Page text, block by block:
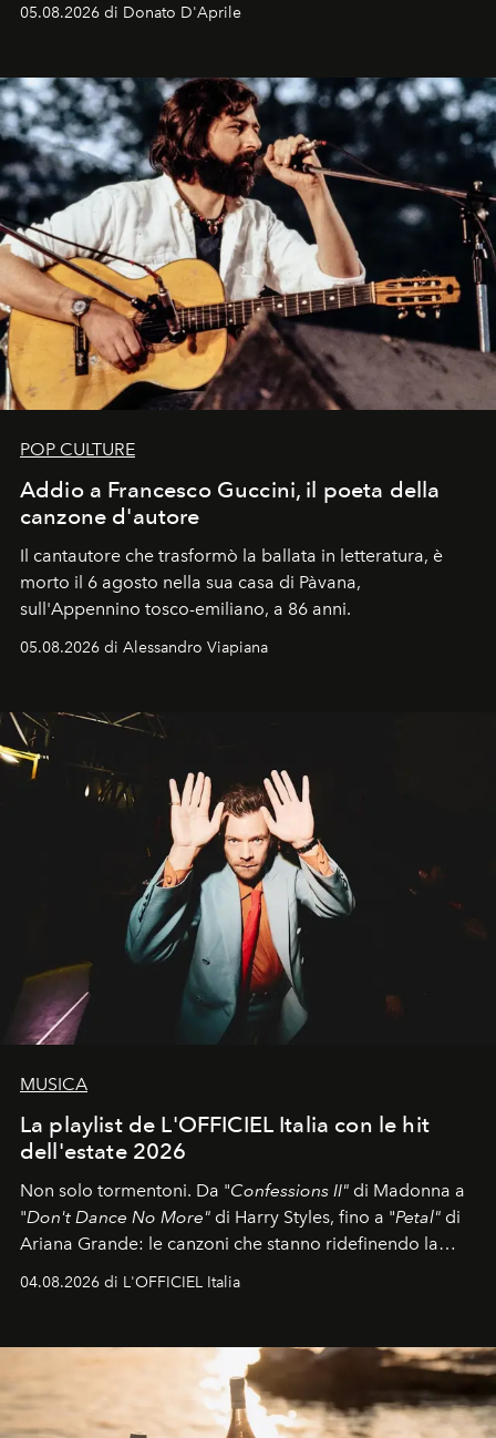
Kate, Claudia e Carla una dietro l'altra. Trent'anni dopo,
uno dei documenti più contemporanei che abbiamo.
05.08.2026 di Donato D'Aprile
POP CULTURE
Addio a Francesco Guccini, il poeta della
canzone d'autore
Il cantautore che trasformò la ballata in letteratura, è
morto il 6 agosto nella sua casa di Pàvana,
sull'Appennino tosco-emiliano, a 86 anni.
05.08.2026 di Alessandro Viapiana
MUSICA
La playlist de L'OFFICIEL Italia con le hit
dell'estate 2026
Non solo tormentoni. Da "Confessions II" di Madonna a
"Don't Dance No More" di Harry Styles, fino a "Petal" di
Ariana Grande: le canzoni che stanno ridefinendo la
04.08.2026 di L'OFFICIEL Italia